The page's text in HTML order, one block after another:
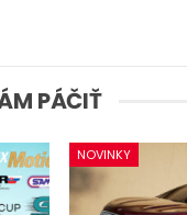
PÁČIŤ
NOVINKY